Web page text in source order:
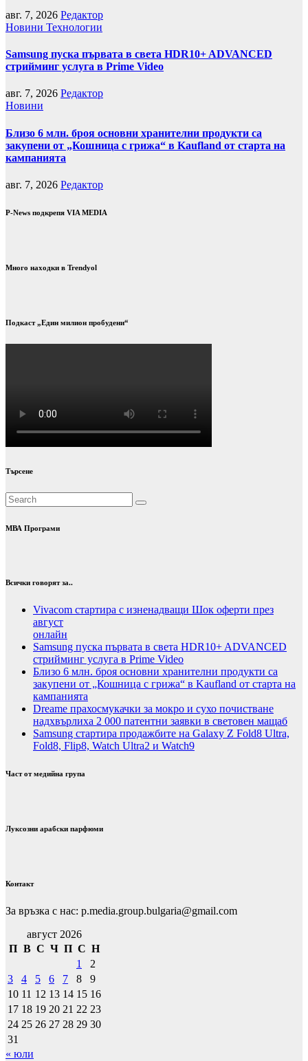
авг. 7, 2026 Редактор
Новини Технологии
Samsung пуска първата в света HDR10+ ADVANCED
стрийминг услуга в Prime Video
авг. 7, 2026 Редактор
Новини
Близо 6 млн. броя основни хранителни продукти са
закупени от „Кошница с грижа“ в Kaufland от старта на
кампанията
авг. 7, 2026 Редактор
P-News подкрепя VIA MEDIA
Много находки в Trendyol
Подкаст „Един милион пробудени“
Търсене
МВА Програми
Всички говорят за..
Vivacom стартира с изненадващи Шок оферти през
август
онлайн
Samsung пуска първата в света HDR10+ ADVANCED
стрийминг услуга в Prime Video
Близо 6 млн. броя основни хранителни продукти са
закупени от „Кошница с грижа“ в Kaufland от старта на
кампанията
Dreame прахосмукачки за мокро и сухо почистване
надхвърлиха 2 000 патентни заявки в световен мащаб
Samsung стартира продажбите на Galaxy Z Fold8 Ultra,
Fold8, Flip8, Watch Ultra2 и Watch9
Част от медийна група
Луксозни арабски парфюми
Контакт
За връзка с нас: p.media.group.bulgaria@gmail.com
август 2026
П В С Ч П С Н
1
2
3
4 5 6 7 8
9
10 11 12 13 14 15 16
17 18 19 20 21 22 23
24 25 26 27 28 29 30
31
« юли